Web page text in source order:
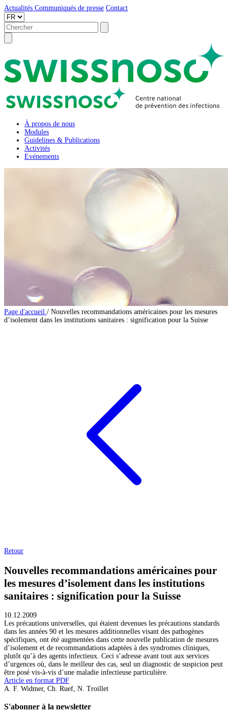
Actualités Communiqués de presse Contact
À propos de nous
Modules
Guidelines & Publications
Activités
Evénements
Page d'accueil / Nouvelles recommandations américaines pour les mesures
d’isolement dans les institutions sanitaires : signification pour la Suisse
Retour
Nouvelles recommandations américaines pour
les mesures d’isolement dans les institutions
sanitaires : signification pour la Suisse
10.12.2009
Les précautions universelles, qui étaient devenues les précautions standards
dans les années 90 et les mesures additionnelles visant des pathogènes
spécifiques, ont été augmentées dans cette nouvelle publication de mesures
d’isolement et de recommandations adaptées à des syndromes cliniques,
plutôt qu’à des agents infectieux. Ceci s’adresse avant tout aux services
d’urgences où, dans le meilleur des cas, seul un diagnostic de suspicion peut
être posé vis-à-vis d’une maladie infectieuse particulière.
Article en format PDF
A. F. Widmer, Ch. Ruef, N. Troillet
S'abonner à la newsletter